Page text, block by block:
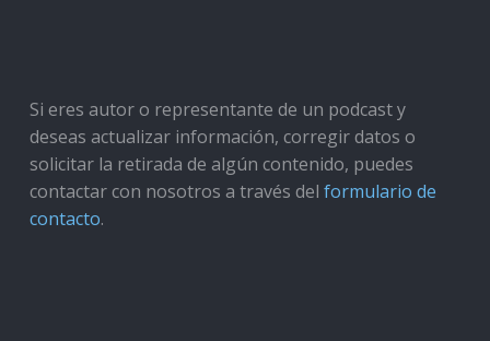
Si eres autor o representante de un podcast y
deseas actualizar información, corregir datos o
solicitar la retirada de algún contenido, puedes
contactar con nosotros a través del formulario de
contacto.